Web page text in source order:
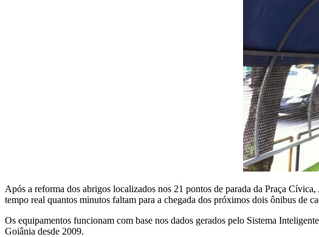
Após a reforma dos abrigos localizados nos 21 pontos de parada da Praça
tempo real quantos minutos faltam para a chegada dos próximos dois ônibus de
Os equipamentos funcionam com base nos dados gerados pelo Sistema
Goiânia desde 2009.